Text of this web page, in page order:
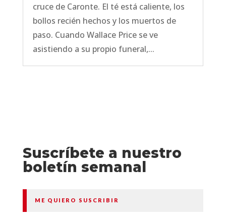
cruce de Caronte. El té está caliente, los
bollos recién hechos y los muertos de
paso. Cuando Wallace Price se ve
asistiendo a su propio funeral,...
Suscríbete a nuestro
boletín semanal
ME QUIERO SUSCRIBIR